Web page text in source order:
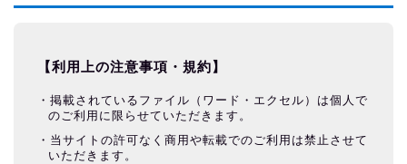
【利用上の注意事項・規約】
掲載されているファイル（ワード・エクセル）は個人で
のご利用に限らせていただきます。
当サイトの許可なく商用や転載でのご利用は禁止させて
いただきます。